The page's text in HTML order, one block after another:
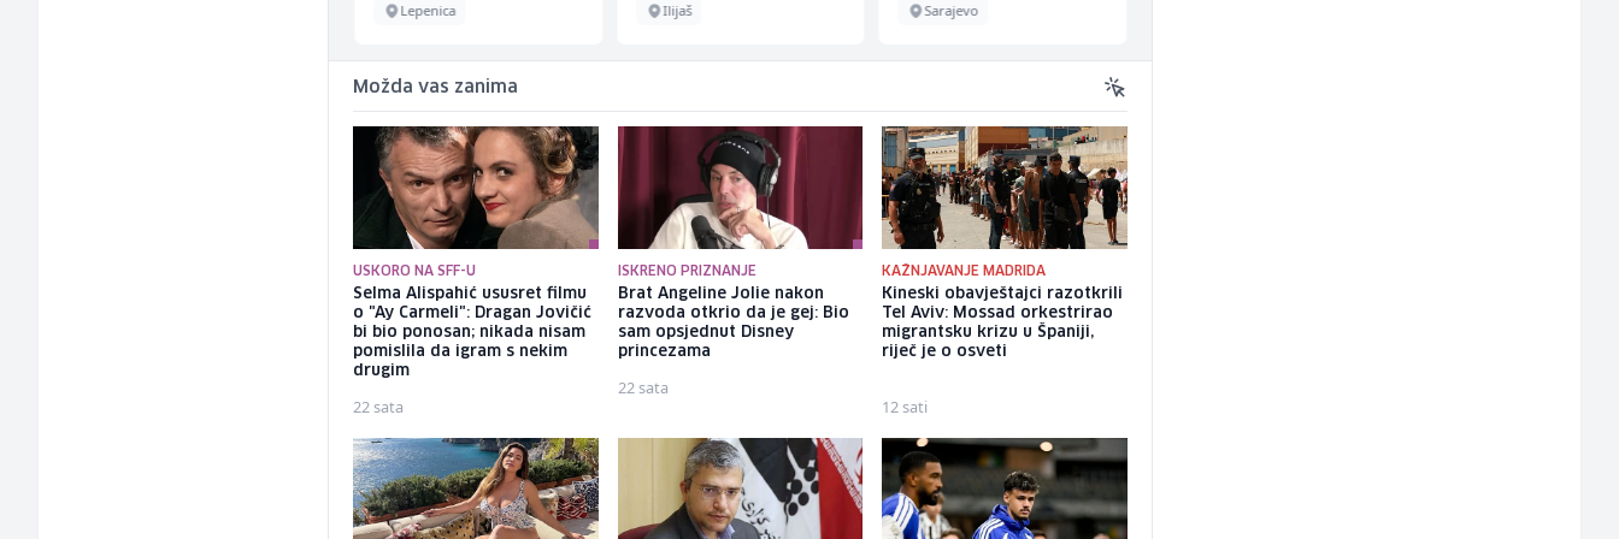
Lepenica Ilijaš Sarajevo
Možda vas zanima
USKORO NA SFF-U
Selma Alispahić ususret filmu
o "Ay Carmeli": Dragan Jovičić
bi bio ponosan; nikada nisam
pomislila da igram s nekim
drugim
22 sata
ISKRENO PRIZNANJE
Brat Angeline Jolie nakon
razvoda otkrio da je gej: Bio
sam opsjednut Disney
princezama
22 sata
KAŽNJAVANJE MADRIDA
Kineski obavještajci razotkrili
Tel Aviv: Mossad orkestrirao
migrantsku krizu u Španiji,
riječ je o osveti
12 sati